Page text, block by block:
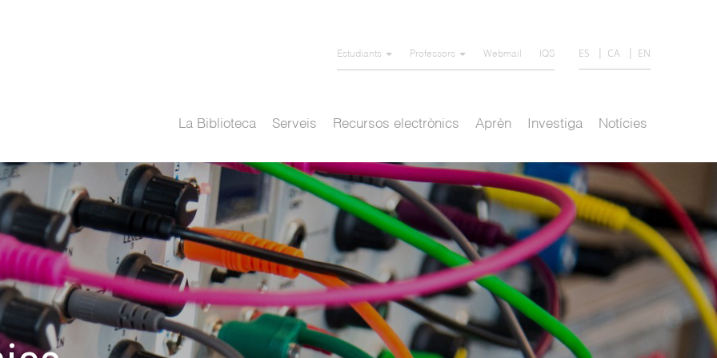
Estudiants Professors Webmail IQS ES CA EN
La Biblioteca Serveis Recursos electrònics Aprèn Investiga Notícies